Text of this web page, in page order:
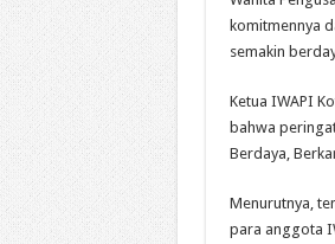
komitmennya
semakin
Ketua IWAPI
bahwa
Berdaya,
Menurutnya,
para anggota